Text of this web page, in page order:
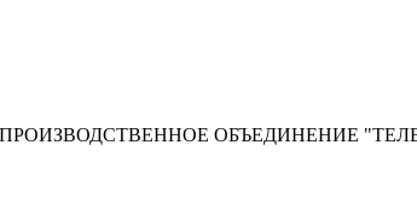
ОБЪЕДИНЕНИЕ